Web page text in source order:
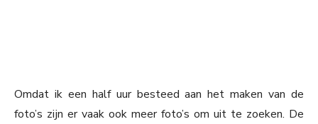
Omdat ik een half uur besteed aan het maken van de
foto’s zijn er vaak ook meer foto’s om uit te zoeken. De